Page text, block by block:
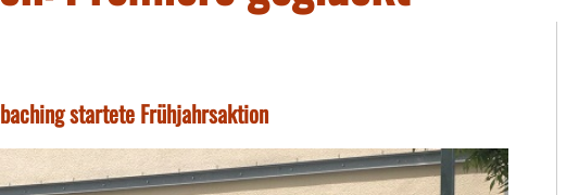
startete Frühjahrsaktion